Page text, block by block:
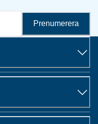
Prenumerera